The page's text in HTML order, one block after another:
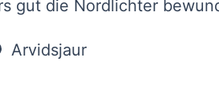
gut die Nordlichter
Arvidsjaur